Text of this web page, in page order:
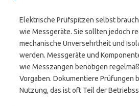
Elektrische Prüfspitzen selbst
wie Messgeräte. Sie sollten jedoch
mechanische Unversehrtheit und
werden. Messgeräte und
wie Messzangen benötigen
Vorgaben. Dokumentiere Prüfungen
Nutzung, das ist oft Teil der